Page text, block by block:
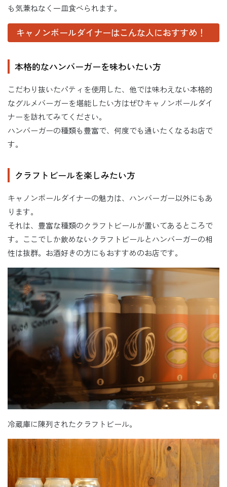
も気兼ねなく一皿食べられます。
キャノンボールダイナーはこんな人におすすめ！
本格的なハンバーガーを味わいたい方
こだわり抜いたパティを使用した、他では味わえない本格的
なグルメバーガーを堪能したい方はぜひキャノンボールダイ
ナーを訪れてみてください。
ハンバーガーの種類も豊富で、何度でも通いたくなるお店で
す。
クラフトビールを楽しみたい方
キャノンボールダイナーの魅力は、ハンバーガー以外にもあ
ります。
それは、豊富な種類のクラフトビールが置いてあるところで
す。ここでしか飲めないクラフトビールとハンバーガーの相
性は抜群。お酒好きの方にもおすすめのお店です。
冷蔵庫に陳列されたクラフトビール。